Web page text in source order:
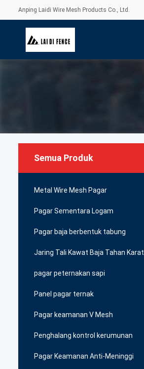
Anping Laidi Wire Mesh Products Co., Ltd.
Semua Produk
Metal Wire Mesh Pagar
Pagar Sementara Logam
Pagar baja berbentuk tabung
Jaring Tali Kawat Baja Tahan Karat
pagar peternakan sapi
Panel pagar ternak
Pagar keamanan V Mesh
Penghalang kontrol kerumunan
Pagar Keamanan Anti-Meninggi